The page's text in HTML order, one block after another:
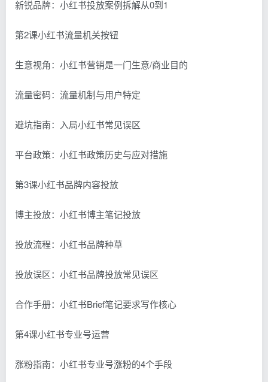
新锐品牌：小红书投放案例拆解从0到1
第2课小红书流量机关按钮
生意视角：小红书营销是一门生意/商业目的
流量密码：流量机制与用户特定
避坑指南：入局小红书常见误区
平台政策：小红书政策历史与应对措施
第3课小红书品牌内容投放
博主投放：小红书博主笔记投放
投放流程：小红书品牌种草
投放误区：小红书品牌投放常见误区
合作手册：小红书Brief笔记要求写作核心
第4课小红书专业号运营
涨粉指南：小红书专业号涨粉的4个手段